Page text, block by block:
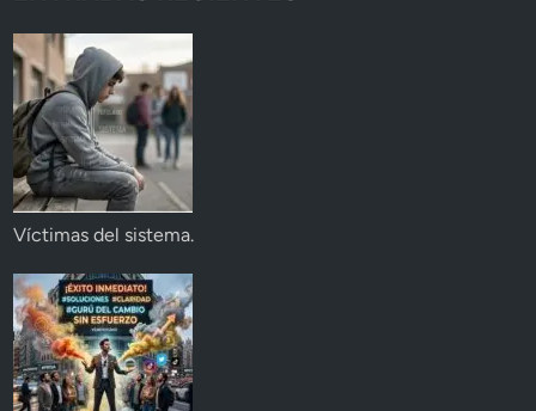
Víctimas del sistema.